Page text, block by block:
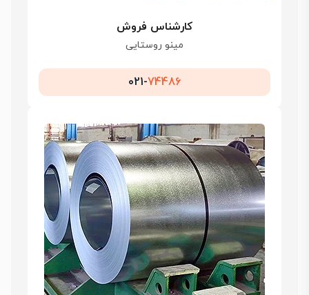
کارشناس فروش
مینو روستایی
021-74486